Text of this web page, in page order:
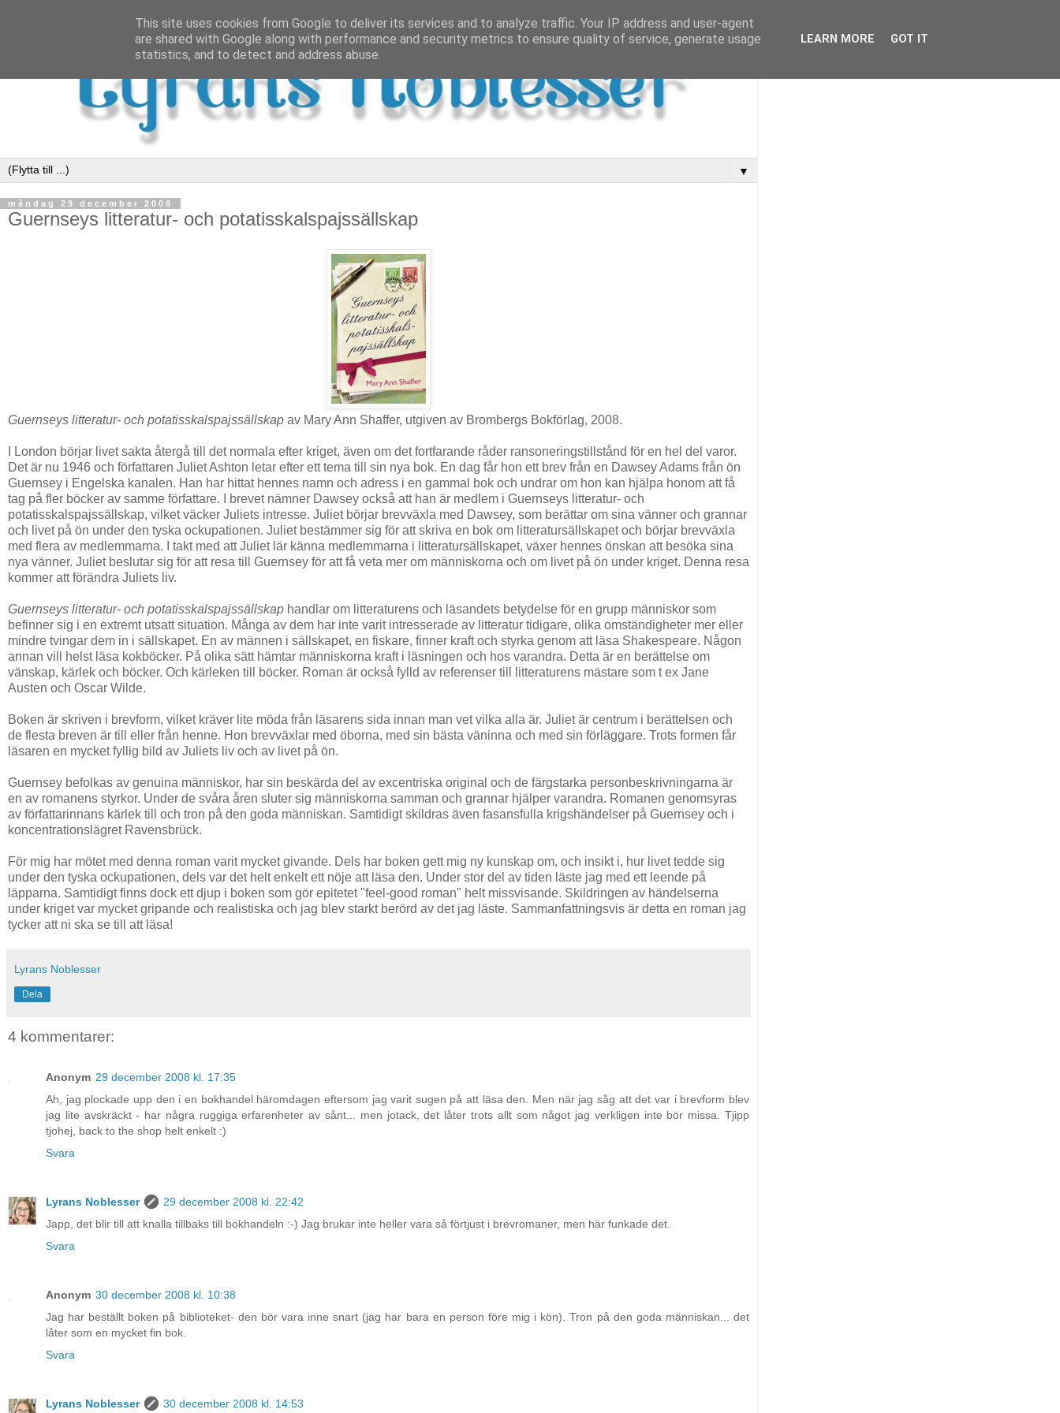
▼
måndag 29 december 2008
Guernseys litteratur- och potatisskalspajssällskap
Guernseys litteratur- och potatisskalspajssällskap av Mary Ann Shaffer, utgiven av Brombergs Bokförlag, 2008.
I London börjar livet sakta återgå till det normala efter kriget, även om det fortfarande råder ransoneringstillstånd för en hel del varor.
Det är nu 1946 och författaren Juliet Ashton letar efter ett tema till sin nya bok. En dag får hon ett brev från en Dawsey Adams från ön
Guernsey i Engelska kanalen. Han har hittat hennes namn och adress i en gammal bok och undrar om hon kan hjälpa honom att få
tag på fler böcker av samme författare. I brevet nämner Dawsey också att han är medlem i Guernseys litteratur- och
potatisskalspajssällskap, vilket väcker Juliets intresse. Juliet börjar brevväxla med Dawsey, som berättar om sina vänner och grannar
och livet på ön under den tyska ockupationen. Juliet bestämmer sig för att skriva en bok om litteratursällskapet och börjar brevväxla
med flera av medlemmarna. I takt med att Juliet lär känna medlemmarna i litteratursällskapet, växer hennes önskan att besöka sina
nya vänner. Juliet beslutar sig för att resa till Guernsey för att få veta mer om människorna och om livet på ön under kriget. Denna resa
kommer att förändra Juliets liv.
Guernseys litteratur- och potatisskalspajssällskap handlar om litteraturens och läsandets betydelse för en grupp människor som
befinner sig i en extremt utsatt situation. Många av dem har inte varit intresserade av litteratur tidigare, olika omständigheter mer eller
mindre tvingar dem in i sällskapet. En av männen i sällskapet, en fiskare, finner kraft och styrka genom att läsa Shakespeare. Någon
annan vill helst läsa kokböcker. På olika sätt hämtar människorna kraft i läsningen och hos varandra. Detta är en berättelse om
vänskap, kärlek och böcker. Och kärleken till böcker. Roman är också fylld av referenser till litteraturens mästare som t ex Jane
Austen och Oscar Wilde.
Boken är skriven i brevform, vilket kräver lite möda från läsarens sida innan man vet vilka alla är. Juliet är centrum i berättelsen och
de flesta breven är till eller från henne. Hon brevväxlar med öborna, med sin bästa väninna och med sin förläggare. Trots formen får
läsaren en mycket fyllig bild av Juliets liv och av livet på ön.
Guernsey befolkas av genuina människor, har sin beskärda del av excentriska original och de färgstarka personbeskrivningarna är
en av romanens styrkor. Under de svåra åren sluter sig människorna samman och grannar hjälper varandra. Romanen genomsyras
av författarinnans kärlek till och tron på den goda människan. Samtidigt skildras även fasansfulla krigshändelser på Guernsey och i
koncentrationslägret Ravensbrück.
För mig har mötet med denna roman varit mycket givande. Dels har boken gett mig ny kunskap om, och insikt i, hur livet tedde sig
under den tyska ockupationen, dels var det helt enkelt ett nöje att läsa den. Under stor del av tiden läste jag med ett leende på
läpparna. Samtidigt finns dock ett djup i boken som gör epitetet "feel-good roman" helt missvisande. Skildringen av händelserna
under kriget var mycket gripande och realistiska och jag blev starkt berörd av det jag läste. Sammanfattningsvis är detta en roman jag
tycker att ni ska se till att läsa!
Lyrans Noblesser
Dela
4 kommentarer:
Anonym 29 december 2008 kl. 17:35
Ah, jag plockade upp den i en bokhandel häromdagen eftersom jag varit sugen på att läsa den. Men när jag såg att det var i brevform blev
jag lite avskräckt - har några ruggiga erfarenheter av sånt... men jotack, det låter trots allt som något jag verkligen inte bör missa. Tjipp
tjohej, back to the shop helt enkelt :)
Svara
Lyrans Noblesser
29 december 2008 kl. 22:42
Japp, det blir till att knalla tillbaks till bokhandeln :-) Jag brukar inte heller vara så förtjust i brevromaner, men här funkade det.
Svara
Anonym 30 december 2008 kl. 10:38
Jag har beställt boken på biblioteket- den bör vara inne snart (jag har bara en person före mig i kön). Tron på den goda människan... det
låter som en mycket fin bok.
Svara
Lyrans Noblesser 30 december 2008 kl. 14:53
This site uses cookies from Google to deliver its services and to analyze traffic. Your IP address and user-agent
are shared with Google along with performance and security metrics to ensure quality of service, generate usage
statistics, and to detect and address abuse.
LEARN MORE GOT IT